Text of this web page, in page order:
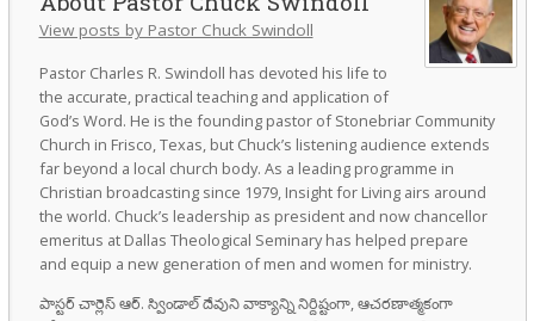
View posts by Pastor Chuck Swindoll
Pastor Charles R. Swindoll has devoted his life to
the accurate, practical teaching and application of
God’s Word. He is the founding pastor of Stonebriar Community
Church in Frisco, Texas, but Chuck’s listening audience extends
far beyond a local church body. As a leading programme in
Christian broadcasting since 1979, Insight for Living airs around
the world. Chuck’s leadership as president and now chancellor
emeritus at Dallas Theological Seminary has helped prepare
and equip a new generation of men and women for ministry.
పాస్టర్ చార్లెస్ ఆర్. స్విండాల్ దేవుని వాక్యాన్ని నిర్దిష్టంగా, ఆచరణాత్మకంగా